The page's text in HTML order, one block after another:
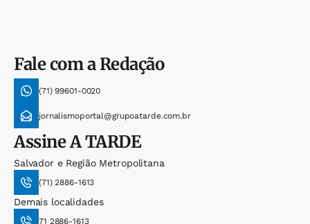
Fale com a Redação
(71) 99601-0020
jornalismoportal@grupoatarde.com.br
AssineA TARDE
Salvador e Região Metropolitana
(71) 2886-1613
Demais localidades
71 2886-1613